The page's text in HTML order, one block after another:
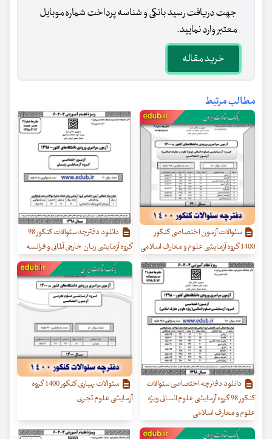
جهت دریافت رسید بانکی و شناسه پرداخت شماره موبایل
معتبر وارد نمایید.
خرید مقاله
مطالب مرتبط
سئوالات آزمون اختصاصی کنکور
1400 گروه آزمایشی علوم و معارف اسلامی
دانلود دفترچه سئوالات کنکور 98
گروه آزمایشی زبان خارجی آلمانی و فرانسه
دانلود دفترچه اختصاصی سئوالات
کنکور 98 گروه آزمایشی علوم انسانی ویژه
علوم و معارف اسلامی
سئوالات بهیاری کنکور 1400 گروه
آزمایشی علوم تجربی